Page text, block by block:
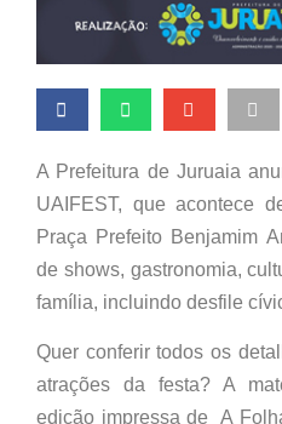
A Prefeitura de Juruaia
UAIFEST, que acontece
Praça Prefeito Benjamim
de shows, gastronomia,
família, incluindo desfile
Quer conferir todos os
atrações da festa? A
edição impressa de A